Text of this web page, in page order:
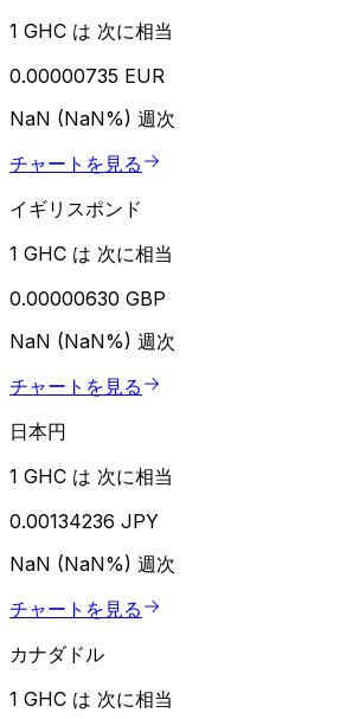
1 GHC は 次に相当
0.00000735 EUR
NaN (NaN%) 週次
チャートを見る
イギリスポンド
1 GHC は 次に相当
0.00000630 GBP
NaN (NaN%) 週次
チャートを見る
日本円
1 GHC は 次に相当
0.00134236 JPY
NaN (NaN%) 週次
チャートを見る
カナダドル
1 GHC は 次に相当